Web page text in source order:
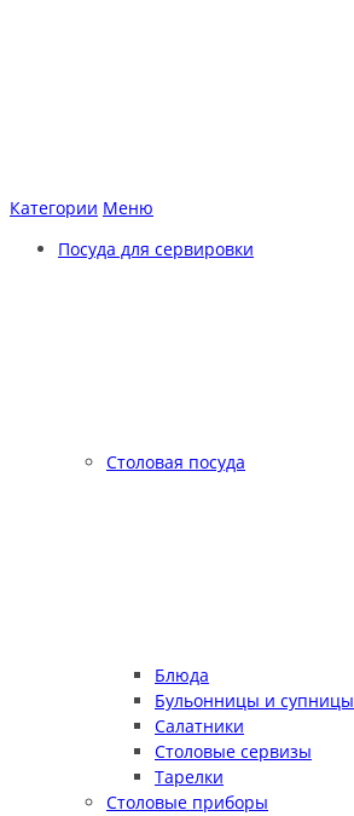
Категории Меню
Посуда для сервировки
Столовая посуда
Блюда
Бульонницы и супницы
Салатники
Столовые сервизы
Тарелки
Столовые приборы